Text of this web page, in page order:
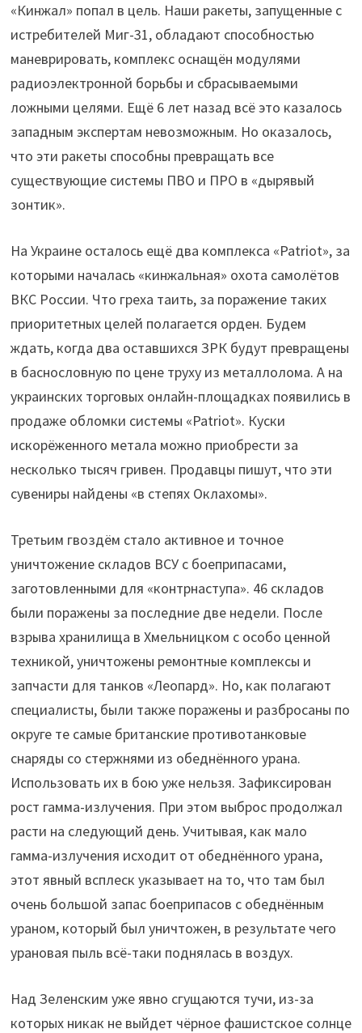
«Кинжал» попал в цель. Наши ракеты, запущенные с
истребителей Миг-31, обладают способностью
маневрировать, комплекс оснащён модулями
радиоэлектронной борьбы и сбрасываемыми
ложными целями. Ещё 6 лет назад всё это казалось
западным экспертам невозможным. Но оказалось,
что эти ракеты способны превращать все
существующие системы ПВО и ПРО в «дырявый
зонтик».
На Украине осталось ещё два комплекса «Patriot», за
которыми началась «кинжальная» охота самолётов
ВКС России. Что греха таить, за поражение таких
приоритетных целей полагается орден. Будем
ждать, когда два оставшихся ЗРК будут превращены
в баснословную по цене труху из металлолома. А на
украинских торговых онлайн-площадках появились в
продаже обломки системы «Patriot». Куски
искорёженного метала можно приобрести за
несколько тысяч гривен. Продавцы пишут, что эти
сувениры найдены «в степях Оклахомы».
Третьим гвоздём стало активное и точное
уничтожение складов ВСУ с боеприпасами,
заготовленными для «контрнаступа». 46 складов
были поражены за последние две недели. После
взрыва хранилища в Хмельницком с особо ценной
техникой, уничтожены ремонтные комплексы и
запчасти для танков «Леопард». Но, как полагают
специалисты, были также поражены и разбросаны по
округе те самые британские противотанковые
снаряды со стержнями из обеднённого урана.
Использовать их в бою уже нельзя. Зафиксирован
рост гамма-излучения. При этом выброс продолжал
расти на следующий день. Учитывая, как мало
гамма-излучения исходит от обеднённого урана,
этот явный всплеск указывает на то, что там был
очень большой запас боеприпасов с обеднённым
ураном, который был уничтожен, в результате чего
урановая пыль всё-таки поднялась в воздух.
Над Зеленским уже явно сгущаются тучи, из-за
которых никак не выйдет чёрное фашистское солнце